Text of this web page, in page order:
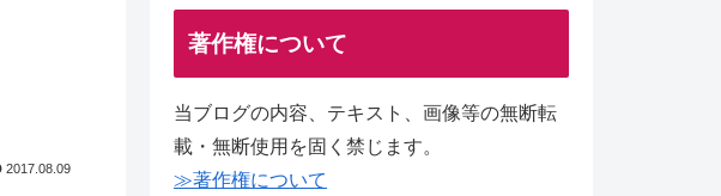
2017.08.09
著作権について
当ブログの内容、テキスト、画像等の無断転
載・無断使用を固く禁じます。
≫著作権について